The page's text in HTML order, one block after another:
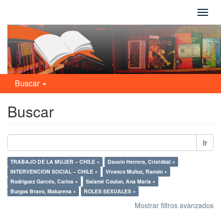
Buscar
Buscar
Ir
TRABAJO DE LA MUJER – CHILE ×
Dauvin Herrera, Cristóbal ×
INTERVENCION SOCIAL – CHILE ×
Vivanco Muñoz, Ramón ×
Rodríguez Garcés, Carlos ×
Salamé Coulon, Ana María ×
Burgos Bravo, Makarena ×
ROLES SEXUALES ×
Mostrar filtros avanzados